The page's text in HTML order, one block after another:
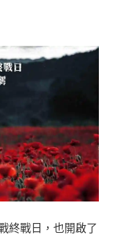
終戰日，也開啟了